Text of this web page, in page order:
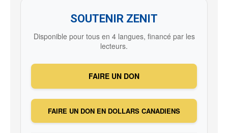
SOUTENIR ZENIT
Disponible pour tous en 4 langues, financé par les
lecteurs.
FAIRE UN DON
FAIRE UN DON EN DOLLARS CANADIENS